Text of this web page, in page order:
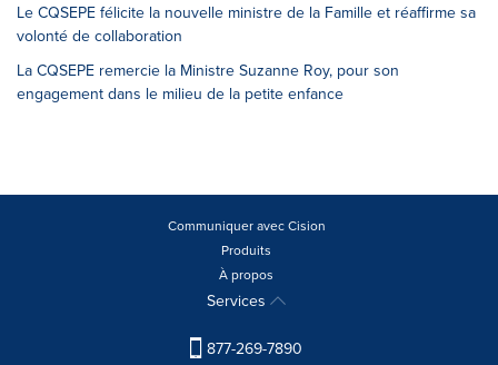
Le CQSEPE félicite la nouvelle ministre de la Famille et réaffirme sa
volonté de collaboration
La CQSEPE remercie la Ministre Suzanne Roy, pour son
engagement dans le milieu de la petite enfance
Communiquer avec Cision
Produits
À propos
Services
877-269-7890